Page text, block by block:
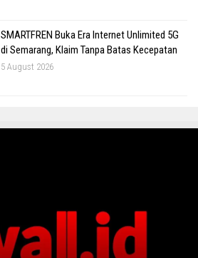
SMARTFREN Buka Era Internet Unlimited 5G
di Semarang, Klaim Tanpa Batas Kecepatan
5 August 2026